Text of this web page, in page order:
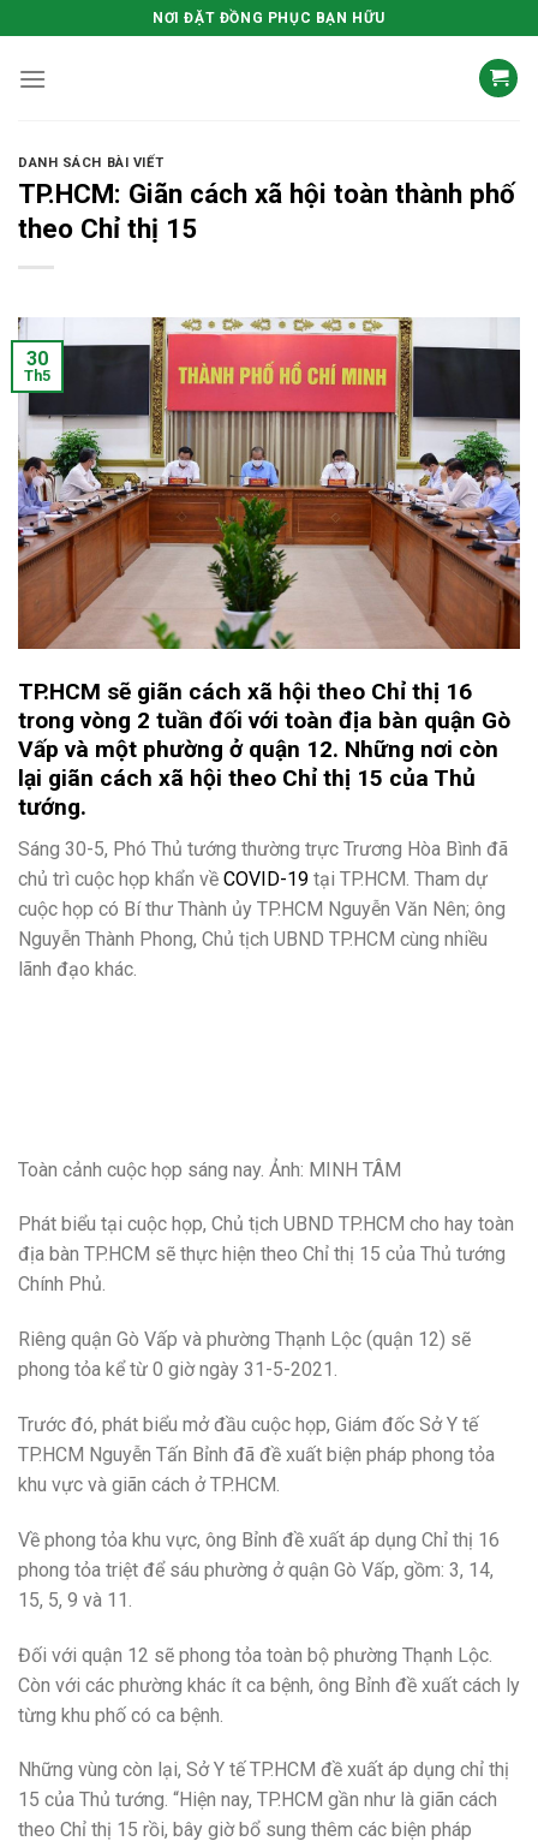
to
content
NƠI ĐẶT ĐỒNG PHỤC BẠN HỮU
DANH SÁCH BÀI VIẾT
TP.HCM: Giãn cách xã hội toàn thành phố
theo Chỉ thị 15
30
Th5
TP.HCM sẽ giãn cách xã hội theo Chỉ thị 16
trong vòng 2 tuần đối với toàn địa bàn quận Gò
Vấp và một phường ở quận 12. Những nơi còn
lại giãn cách xã hội theo Chỉ thị 15 của Thủ
tướng.
Sáng 30-5, Phó Thủ tướng thường trực Trương Hòa Bình đã
chủ trì cuộc họp khẩn về COVID-19 tại TP.HCM. Tham dự
cuộc họp có Bí thư Thành ủy TP.HCM Nguyễn Văn Nên; ông
Nguyễn Thành Phong, Chủ tịch UBND TP.HCM cùng nhiều
lãnh đạo khác.
Toàn cảnh cuộc họp sáng nay. Ảnh: MINH TÂM
Phát biểu tại cuộc họp, Chủ tịch UBND TP.HCM cho hay toàn
địa bàn TP.HCM sẽ thực hiện theo Chỉ thị 15 của Thủ tướng
Chính Phủ.
Riêng quận Gò Vấp và phường Thạnh Lộc (quận 12) sẽ
phong tỏa kể từ 0 giờ ngày 31-5-2021.
Trước đó, phát biểu mở đầu cuộc họp, Giám đốc Sở Y tế
TP.HCM Nguyễn Tấn Bỉnh đã đề xuất biện pháp phong tỏa
khu vực và giãn cách ở TP.HCM.
Về phong tỏa khu vực, ông Bỉnh đề xuất áp dụng Chỉ thị 16
phong tỏa triệt để sáu phường ở quận Gò Vấp, gồm: 3, 14,
15, 5, 9 và 11.
Đối với quận 12 sẽ phong tỏa toàn bộ phường Thạnh Lộc.
Còn với các phường khác ít ca bệnh, ông Bỉnh đề xuất cách ly
từng khu phố có ca bệnh.
Những vùng còn lại, Sở Y tế TP.HCM đề xuất áp dụng chỉ thị
15 của Thủ tướng. “Hiện nay, TP.HCM gần như là giãn cách
theo Chỉ thị 15 rồi, bây giờ bổ sung thêm các biện pháp